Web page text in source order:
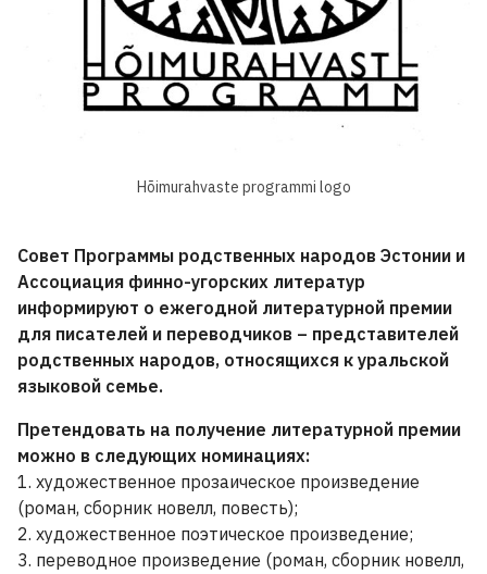
Hõimurahvaste programmi logo
Совет Программы родственных народов Эстонии и
Ассоциация финно-угорских литератур
информируют о ежегодной литературной премии
для писателей и переводчиков – представителей
родственных народов, относящихся к уральской
языковой семье.
Претендовать на получение литературной премии
можно в следующих номинациях:
1. художественное прозаическое произведение
(роман, сборник новелл, повесть);
2. художественное поэтическое произведение;
3. переводное произведение (роман, сборник новелл,